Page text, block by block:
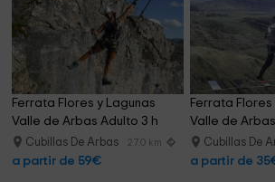
Ferrata Flores y Lagunas
Valle de Arbas Adulto 3 h
Cubillas De Arbas 27.0 km
a partir de 59€
Ferrata Flores
Valle de
Cubillas De
a partir de